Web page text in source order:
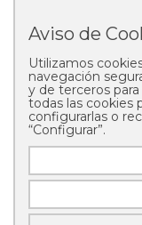
Aviso de
Utilizamos
navegación
y de terceros
todas las cookies
configurarlas o
“Configurar”.